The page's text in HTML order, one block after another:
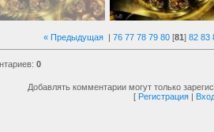
« Предыдущая | 76 77 78 79 80 [81] 82 83
: 0
Добавлять комментарии могут только
[ Регистрация |